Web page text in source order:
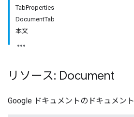
TabProperties
DocumentTab
本文
リソース: Document
Google ドキュメントのドキュメント